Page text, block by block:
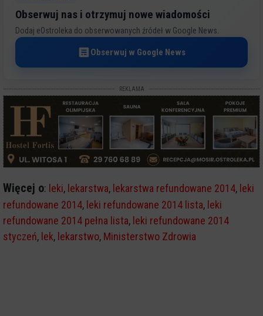
Obserwuj nas i otrzymuj nowe wiadomości
Dodaj eOstroleka do obserwowanych źródeł w Google News.
Obserwuj w Google News
REKLAMA
Więcej o: leki, lekarstwa, lekarstwa refundowane 2014, leki
refundowane 2014, leki refundowane 2014 lista, leki
refundowane 2014 pełna lista, leki refundowane 2014
styczeń, lek, lekarstwo, Ministerstwo Zdrowia